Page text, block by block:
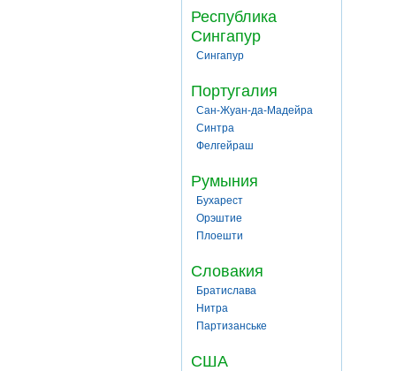
Республика
Сингапур
Сингапур
Португалия
Сан-Жуан-да-Мадейра
Синтра
Фелгейраш
Румыния
Бухарест
Орэштие
Плоешти
Словакия
Братислава
Нитра
Партизанське
США